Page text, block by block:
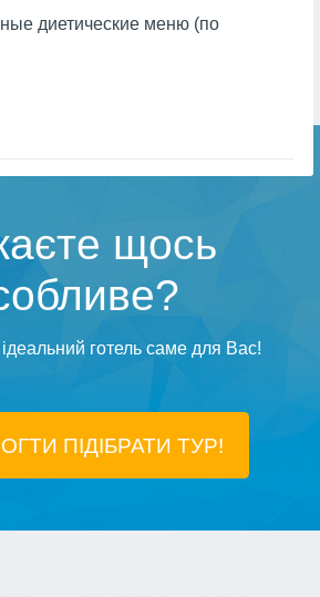
диетические меню (по
щось
готель саме для Вас!
ПІДIБРАТИ ТУР!